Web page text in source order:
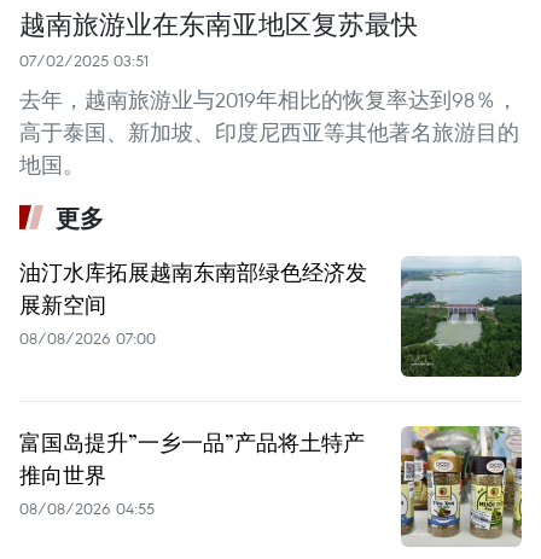
越南旅游业在东南亚地区复苏最快
07/02/2025 03:51
去年，越南旅游业与2019年相比的恢复率达到98％，
高于泰国、新加坡、印度尼西亚等其他著名旅游目的
地国。
更多
油汀水库拓展越南东南部绿色经济发
展新空间
08/08/2026 07:00
富国岛提升”一乡一品”产品将土特产
推向世界
08/08/2026 04:55